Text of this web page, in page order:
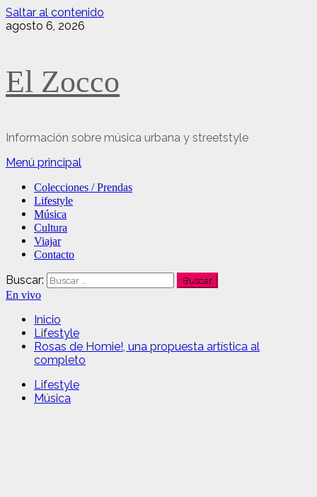
Saltar al contenido
agosto 6, 2026
El Zocco
Información sobre música urbana y streetstyle
Menú principal
Colecciones / Prendas
Lifestyle
Música
Cultura
Viajar
Contacto
Buscar:
En vivo
Inicio
Lifestyle
Rosas de Homie!, una propuesta artística al
completo
Lifestyle
Música